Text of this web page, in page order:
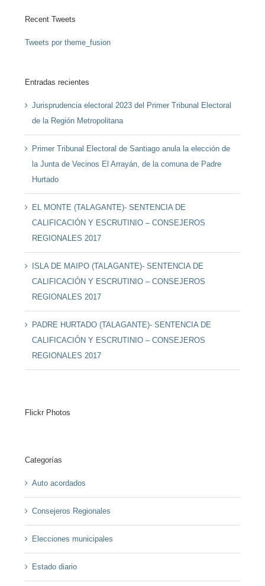
Recent Tweets
Tweets por theme_fusion
Entradas recientes
Jurisprudencia electoral 2023 del Primer Tribunal Electoral
de la Región Metropolitana
Primer Tribunal Electoral de Santiago anula la elección de
la Junta de Vecinos El Arrayán, de la comuna de Padre
Hurtado
EL MONTE (TALAGANTE)- SENTENCIA DE
CALIFICACIÓN Y ESCRUTINIO – CONSEJEROS
REGIONALES 2017
ISLA DE MAIPO (TALAGANTE)- SENTENCIA DE
CALIFICACIÓN Y ESCRUTINIO – CONSEJEROS
REGIONALES 2017
PADRE HURTADO (TALAGANTE)- SENTENCIA DE
CALIFICACIÓN Y ESCRUTINIO – CONSEJEROS
REGIONALES 2017
Flickr Photos
Categorías
Auto acordados
Consejeros Regionales
Elecciones municipales
Estado diario